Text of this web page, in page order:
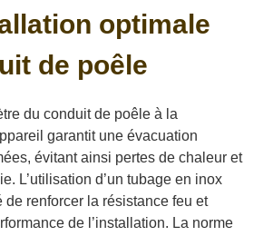
optimale
de poêle
du conduit de poêle à la
garantit une évacuation
évitant ainsi pertes de chaleur et
L’utilisation d’un tubage en inox
de renforcer la résistance feu et
de l’installation. La norme